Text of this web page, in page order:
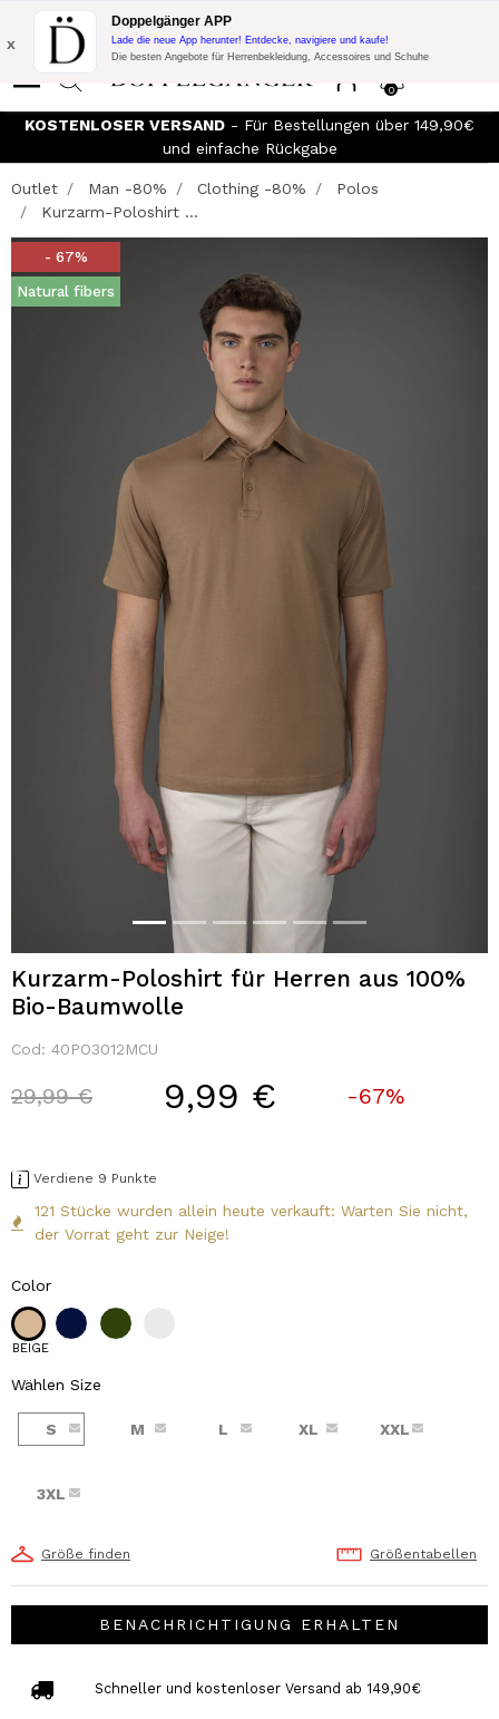
Blitzangebot:
10% Extra-Rabatt auf 300€ Einkauf mit Code:
DOPPEL300
0
x
Doppelgänger APP
Lade die neue App herunter! Entdecke, navigiere und kaufe!
Die besten Angebote für Herrenbekleidung, Accessoires und Schuhe
KOSTENLOSER VERSAND - Für Bestellungen über 149,90€
und einfache Rückgabe
Outlet Man -80% Clothing -80%
Polos
Kurzarm-Poloshirt ...
- 67%
Natural fibers
Kurzarm-Poloshirt für Herren aus 100%
Bio-Baumwolle
Cod: 40PO3012MCU
Price reduced from
29,99 €to 9,99 € -67%
Verdiene 9 Punkte
121 Stücke wurden allein heute verkauft: Warten Sie nicht,
der Vorrat geht zur Neige!
Color
BEIGE
Wählen Size
S M L XL XXL
3XL
Größe finden Größentabellen
BENACHRICHTIGUNG ERHALTEN
Schneller und kostenloser Versand ab 149,90€